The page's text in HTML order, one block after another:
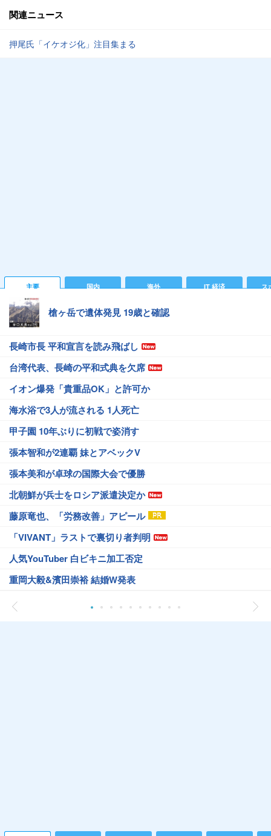
関連ニュース
押尾氏「イケオジ化」注目集まる
主要 国内 海外 IT 経済 ス
槍ヶ岳で遺体発見 19歳と確認
長崎市長 平和宣言を読み飛ばし
台湾代表、長崎の平和式典を欠席
イオン爆発「貴重品OK」と許可か
海水浴で3人が流される 1人死亡
甲子園 10年ぶりに初戦で姿消す
張本智和が2連覇 妹とアベックV
張本美和が卓球の国際大会で優勝
北朝鮮が兵士をロシア派遣決定か
藤原竜也、「労務改善」アピール
「VIVANT」ラストで裏切り者判明
人気YouTuber 白ビキニ加工否定
重岡大毅&濱田崇裕 結婚W発表